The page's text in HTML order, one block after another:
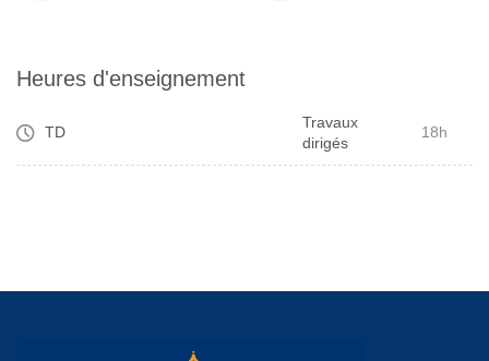
Heures d'enseignement
TD
Travaux
dirigés
18h